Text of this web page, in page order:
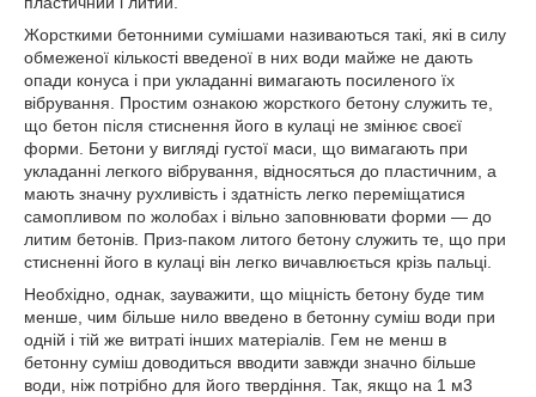
Жорсткими бетонними сумішами називаються такі, які в силу
обмеженої кількості введеної в них води майже не дають
опади конуса і при укладанні вимагають посиленого їх
вібрування. Простим ознакою жорсткого бетону служить те,
що бетон після стиснення його в кулаці не змінює своєї
форми. Бетони у вигляді густої маси, що вимагають при
укладанні легкого вібрування, відносяться до пластичним, а
мають значну рухливість і здатність легко переміщатися
самопливом по жолобах і вільно заповнювати форми — до
литим бетонів. Приз-паком литого бетону служить те, що при
стисненні його в кулаці він легко вичавлюється крізь пальці.
Необхідно, однак, зауважити, що міцність бетону буде тим
менше, чим більше нило введено в бетонну суміш води при
одній і тій же витраті інших матеріалів. Гем не менш в
бетонну суміш доводиться вводити завжди значно більше
води, ніж потрібно для його твердіння. Так, якщо на 1 м3